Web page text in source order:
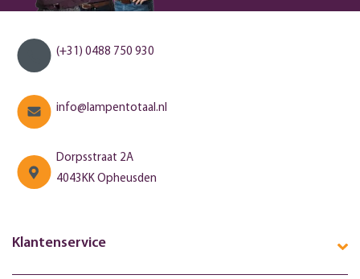
(+31) 0488 750 930
info@lampentotaal.nl
Dorpsstraat 2A
4043KK Opheusden
Klantenservice